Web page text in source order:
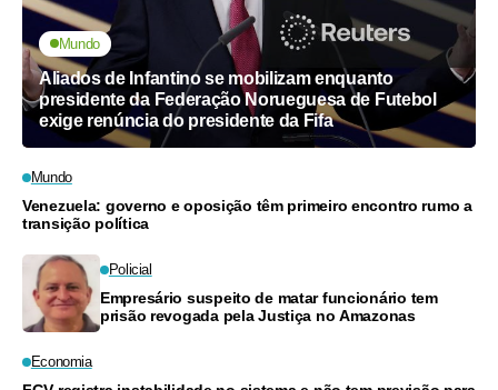
Mundo
Aliados de Infantino se mobilizam enquanto
presidente da Federação Norueguesa de Futebol
exige renúncia do presidente da Fifa
Mundo
Venezuela: governo e oposição têm primeiro encontro rumo a
transição política
Policial
Empresário suspeito de matar funcionário tem
prisão revogada pela Justiça no Amazonas
Economia